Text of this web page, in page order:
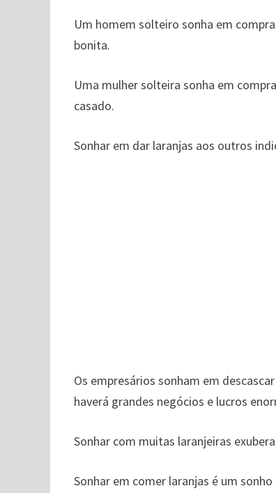
Um homem solteiro sonha em
bonita.
Uma mulher solteira sonha em
casado.
Sonhar em dar laranjas aos outros
Os empresários sonham em
haverá grandes negócios e lucros
Sonhar com muitas laranjeiras
Sonhar em comer laranjas é um